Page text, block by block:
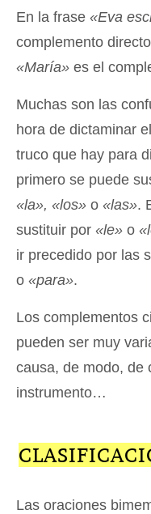
En la frase «Eva
complemento
«María» es el
Muchas son las
hora de dictaminar
truco que hay para
primero se puede
«la», «los» o «las».
sustituir por «le» o
ir precedido por las
o «para».
Los complementos
pueden ser muy
causa, de modo, de
instrumento…
Las oraciones